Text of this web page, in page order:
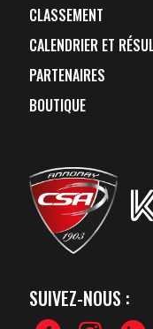
CLASSEMENT
CALENDRIER ET
PARTENAIRES
BOUTIQUE
SUIVEZ-NOUS :